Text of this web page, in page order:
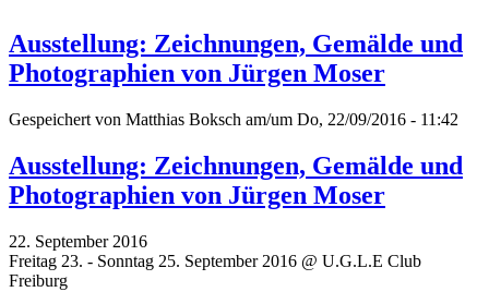
Ausstellung: Zeichnungen, Gemälde und
Photographien von Jürgen Moser
Gespeichert von Matthias Boksch am/um Do, 22/09/2016 - 11:42
Ausstellung: Zeichnungen, Gemälde und
Photographien von Jürgen Moser
22. September 2016
Freitag 23. - Sonntag 25. September 2016 @ U.G.L.E Club
Freiburg